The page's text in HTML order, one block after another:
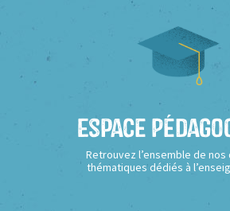
Espace
Retrouvez l’ensemble de
thématiques dédiés à